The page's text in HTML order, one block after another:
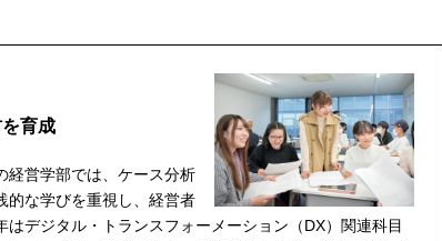
育成
営学部では、ケース分析
的な学びを重視し、経営者
デジタル・トランスフォーメーション（DX）関連科目